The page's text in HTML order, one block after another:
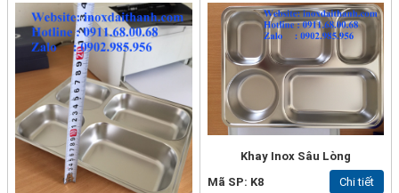
Khay Inox Sâu Lòng
Mã SP: K8
Chi tiết